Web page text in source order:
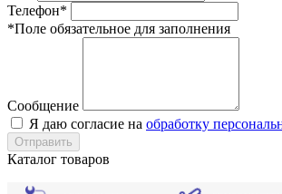
Телефон*
*Поле обязательное для заполнения
Сообщение
Я даю согласие на обработку
Каталог товаров